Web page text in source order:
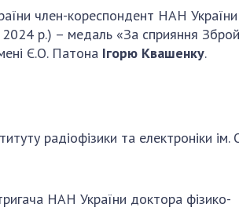
ПРОФСПІЛКА
УКРАЇНИ
член-кореспондент НАН України
2024 р.) – медаль «За сприяння
Є.О. Патона Ігорю Квашенку.
радіофізики та електроніки ім.
НАН України доктора фізико-